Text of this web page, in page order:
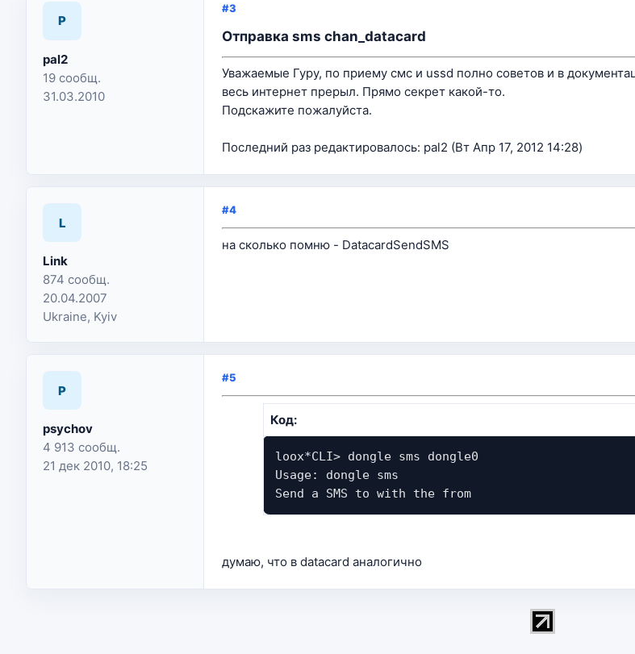
P
pal2
19 сообщ.
31.03.2010
#3
Отправка sms chan_datacard
Уважаемые Гуру, по приему смс и ussd полно советов и в
весь интернет прерыл. Прямо секрет какой-то.
Подскажите пожалуйста.
Последний раз редактировалось: pal2 (Вт Апр 17, 2012 14:28)
L
Link
874 сообщ.
20.04.2007
Ukraine, Kyiv
#4
на сколько помню - DatacardSendSMS
P
psychov
4 913 сообщ.
21 дек 2010, 18:25
#5
Код:
loox*CLI> dongle sms dongle0
Usage: dongle sms
Send a SMS to with the from
думаю, что в datacard аналогично